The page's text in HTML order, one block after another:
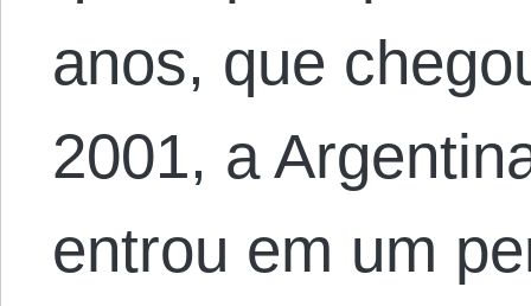
anos, que
2001, a
entrou em um